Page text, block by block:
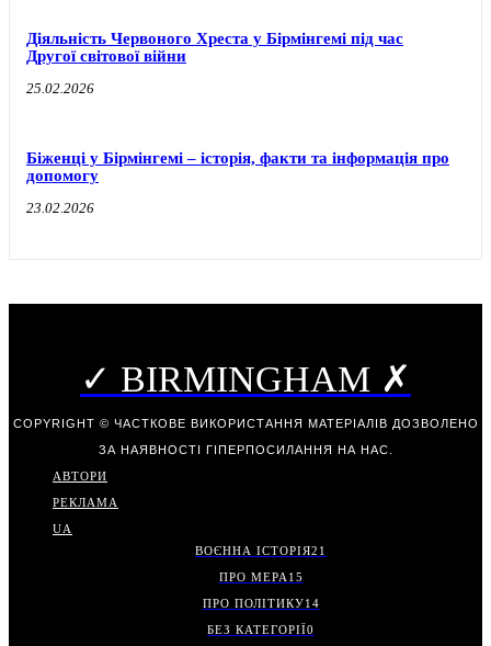
Діяльність Червоного Хреста у Бірмінгемі під час
Другої світової війни
25.02.2026
Біженці у Бірмінгемі – історія, факти та інформація про
допомогу
23.02.2026
✓ BIRMINGHAM ✗
COPYRIGHT © ЧАСТКОВЕ ВИКОРИСТАННЯ МАТЕРІАЛІВ ДОЗВОЛЕНО
ЗА НАЯВНОСТІ ГІПЕРПОСИЛАННЯ НА НАС.
АВТОРИ
РЕКЛАМА
UA
ВОЄННА ІСТОРІЯ21
ПРО МЕРА 15
ПРО ПОЛІТИКУ14
БЕЗ КАТЕГОРІЇ0